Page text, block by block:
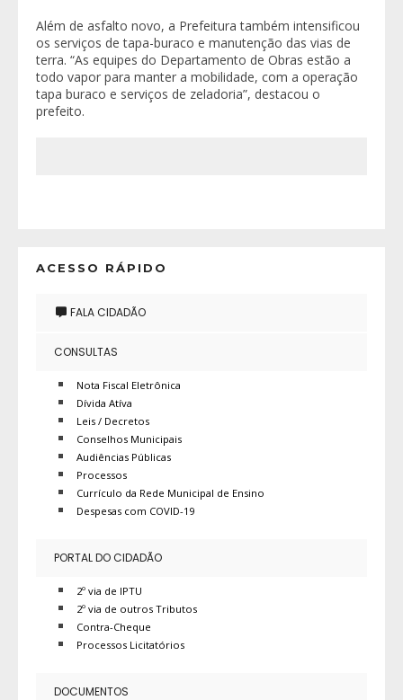
Além de asfalto novo, a Prefeitura também intensificou
os serviços de tapa-buraco e manutenção das vias de
terra. “As equipes do Departamento de Obras estão a
todo vapor para manter a mobilidade, com a operação
tapa buraco e serviços de zeladoria”, destacou o
prefeito.
ACESSO RÁPIDO
FALA CIDADÃO
CONSULTAS
Nota Fiscal Eletrônica
Dívida Atíva
Leis / Decretos
Conselhos Municipais
Audiências Públicas
Processos
Currículo da Rede Municipal de Ensino
Despesas com COVID-19
PORTAL DO CIDADÃO
2º via de IPTU
2º via de outros Tributos
Contra-Cheque
Processos Licitatórios
DOCUMENTOS